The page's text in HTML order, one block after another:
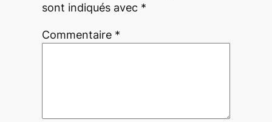
sont indiqués avec *
Commentaire *